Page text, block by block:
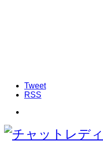
Tweet
RSS